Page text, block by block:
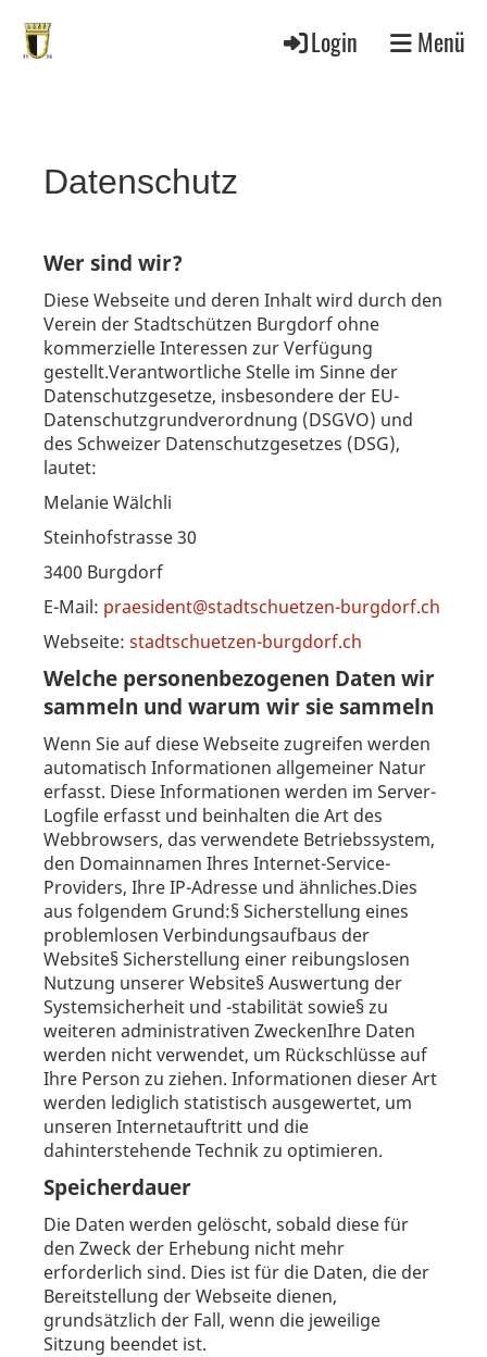
Login Menü
Datenschutz
Wer sind wir?
Diese Webseite und deren Inhalt wird durch den
Verein der Stadtschützen Burgdorf ohne
kommerzielle Interessen zur Verfügung
gestellt.Verantwortliche Stelle im Sinne der
Datenschutzgesetze, insbesondere der EU-
Datenschutzgrundverordnung (DSGVO) und
des Schweizer Datenschutzgesetzes (DSG),
lautet:
Melanie Wälchli
Steinhofstrasse 30
3400 Burgdorf
E-Mail: praesident@stadtschuetzen-burgdorf.ch
Webseite: stadtschuetzen-burgdorf.ch
Welche personenbezogenen Daten wir
sammeln und warum wir sie sammeln
Wenn Sie auf diese Webseite zugreifen werden
automatisch Informationen allgemeiner Natur
erfasst. Diese Informationen werden im Server-
Logfile erfasst und beinhalten die Art des
Webbrowsers, das verwendete Betriebssystem,
den Domainnamen Ihres Internet-Service-
Providers, Ihre IP-Adresse und ähnliches.Dies
aus folgendem Grund:§ Sicherstellung eines
problemlosen Verbindungsaufbaus der
Website§ Sicherstellung einer reibungslosen
Nutzung unserer Website§ Auswertung der
Systemsicherheit und -stabilität sowie§ zu
weiteren administrativen ZweckenIhre Daten
werden nicht verwendet, um Rückschlüsse auf
Ihre Person zu ziehen. Informationen dieser Art
werden lediglich statistisch ausgewertet, um
unseren Internetauftritt und die
dahinterstehende Technik zu optimieren.
Speicherdauer
Die Daten werden gelöscht, sobald diese für
den Zweck der Erhebung nicht mehr
erforderlich sind. Dies ist für die Daten, die der
Bereitstellung der Webseite dienen,
grundsätzlich der Fall, wenn die jeweilige
Sitzung beendet ist.